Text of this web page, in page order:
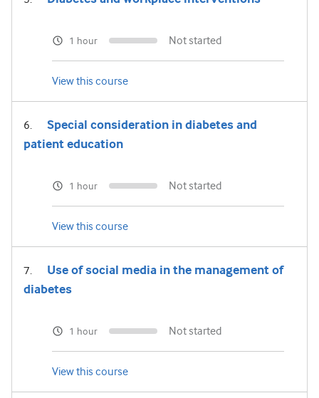
Not started
1 hour
View this course
Special consideration in diabetes and
patient education
Not started
1 hour
View this course
Use of social media in the management of
diabetes
Not started
1 hour
View this course